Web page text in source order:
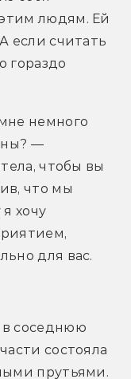
людям. Ей
если считать
гораздо
немного
—
чтобы вы
что мы
хочу
для вас.
в соседнюю
состояла
прутьями.